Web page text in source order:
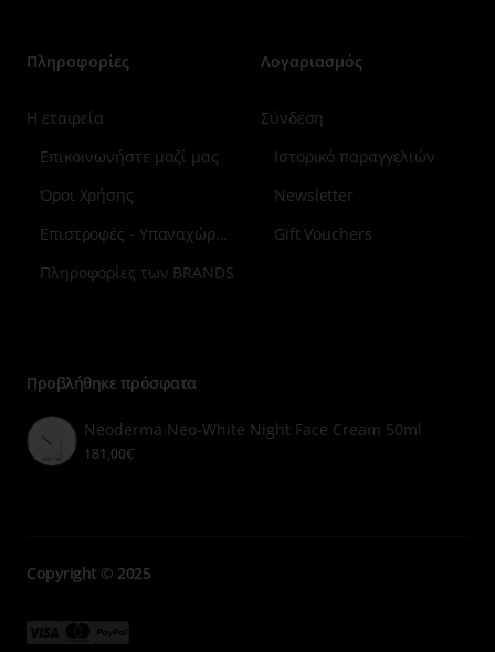
Πληροφορίες
7
Η εταιρεία
Επικοινωνήστε μαζί μας
Όροι Χρήσης
Επιστροφές - Υπαναχώρηση
Πληροφορίες των BRANDS
Λογαριασμός
Σύνδεση
Ιστορικό παραγγελιών
Newsletter
Gift Vouchers
Προβλήθηκε πρόσφατα
Neoderma Neo-White Night Face Cream 50ml
181,00€
Copyright © 2025